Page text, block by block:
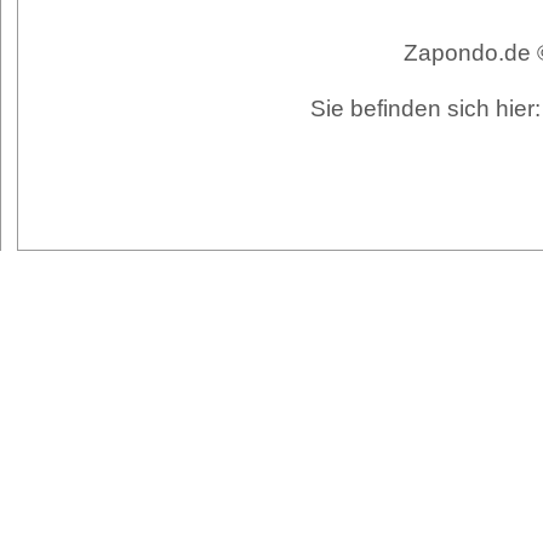
Zapondo.de
Sie befinden sich